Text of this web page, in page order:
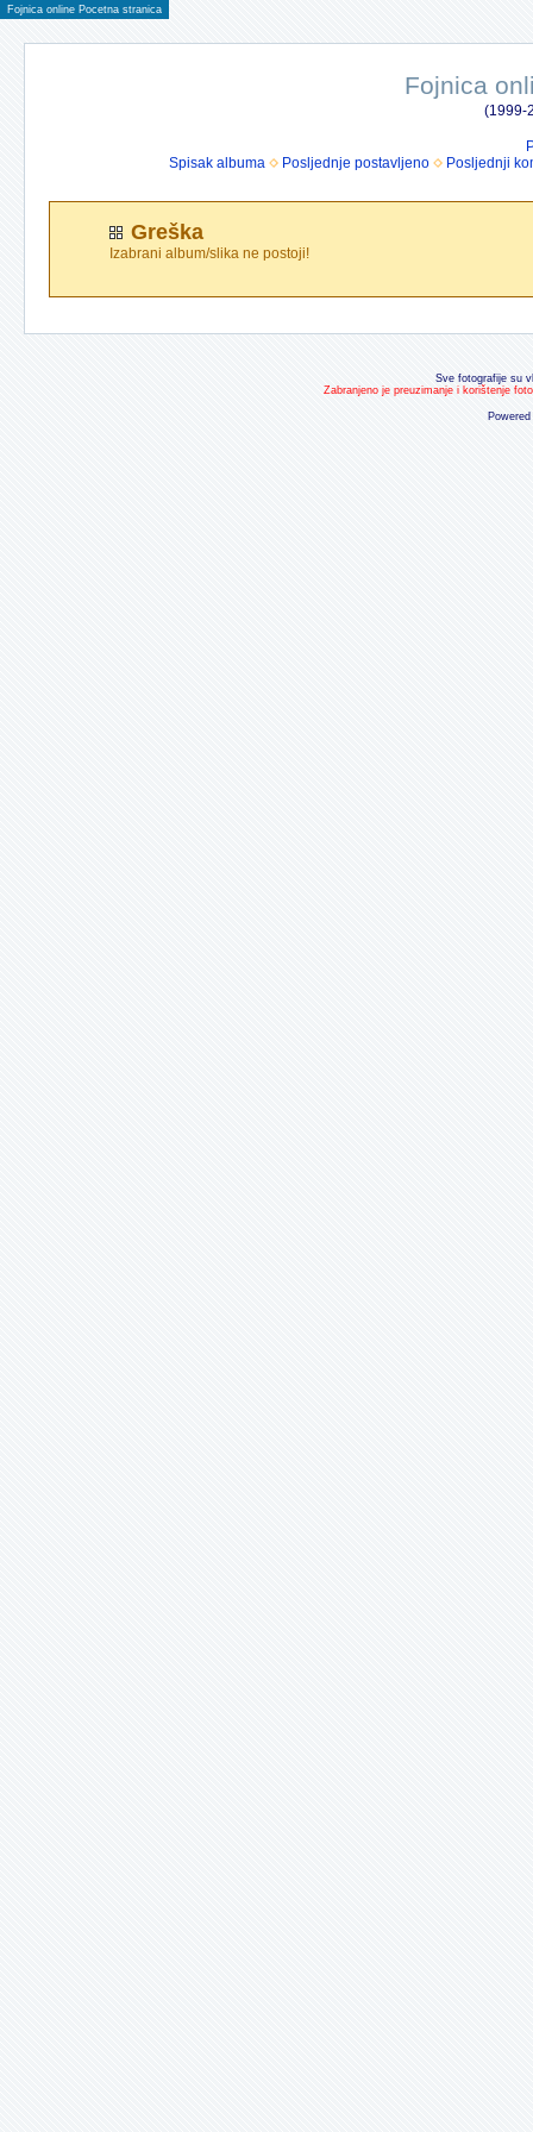
Fojnica online Pocetna stranica
Fojnica
(1999-
Spisak albuma
Posljednje postavljeno Posljednji
Greška
Izabrani album/slika ne postoji!
Sve fotografije su
Zabranjeno je preuzimanje i korištenje